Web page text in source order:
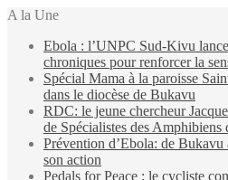
A la Une
Ebola : l’UNPC Sud-Kivu
chroniques pour renforcer la
Spécial Mama à la paroisse
dans le diocèse de Bukavu
RDC: le jeune chercheur
de Spécialistes des Amphibiens
Prévention d’Ebola: de
son action
Pedals for Peace : le cycliste